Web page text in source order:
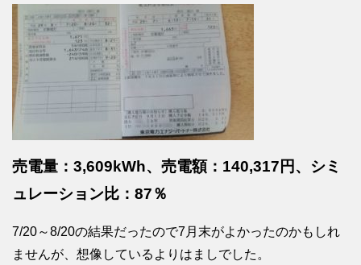
売電量：3,609kWh、売電額：140,317円、シミ
ュレーション比：87％
7/20～8/20の結果だったので7月末がよかったのかもしれ
ませんが、想像しているよりはましでした。